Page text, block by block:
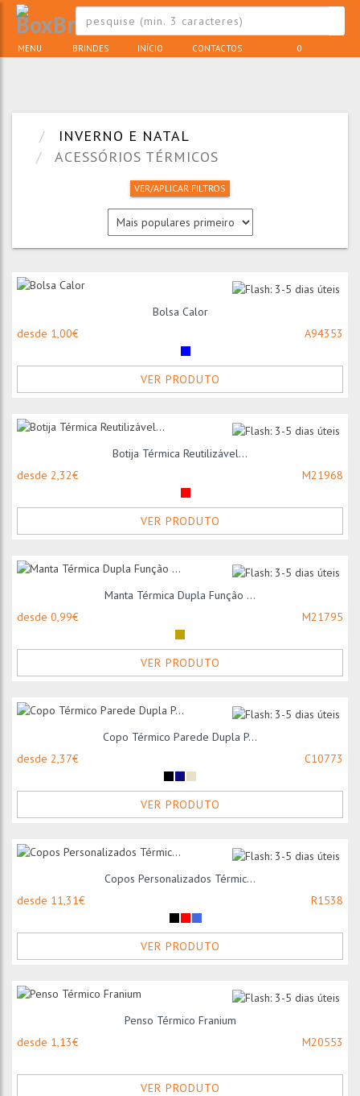
MENU BRINDES INÍCIO CONTACTOS 0
INVERNO E NATAL
ACESSÓRIOS TÉRMICOS
VER/APLICAR FILTROS
Bolsa Calor
desde 1,00€
A94353
VER PRODUTO
Botija Térmica Reutilizável...
desde 2,32€
M21968
VER PRODUTO
Manta Térmica Dupla Função ...
desde 0,99€
M21795
VER PRODUTO
Copo Térmico Parede Dupla P...
desde 2,37€
C10773
VER PRODUTO
Copos Personalizados Térmic...
desde 11,31€
R1538
VER PRODUTO
Penso Térmico Franium
desde 1,13€
M20553
VER PRODUTO